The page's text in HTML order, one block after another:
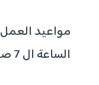
مواعيد
الساعة ال 7 صباحا الي منتصف الليل.